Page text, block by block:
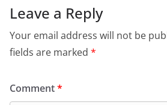
Leave a Reply
Your email address will not be
fields are marked *
Comment*